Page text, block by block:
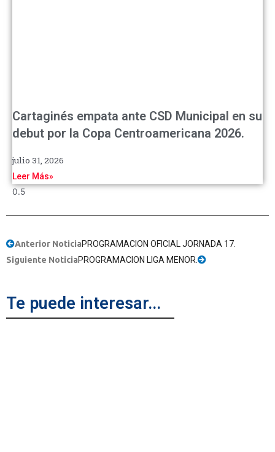
Cartaginés empata ante CSD Municipal en su
debut por la Copa Centroamericana 2026.
julio 31, 2026
Leer Más»
Anterior NoticiaPROGRAMACION OFICIAL JORNADA 17.
Siguiente NoticiaPROGRAMACION LIGA MENOR.
Te puede interesar...